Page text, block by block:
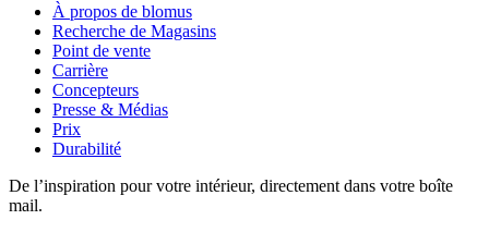
À propos de blomus
Recherche de Magasins
Point de vente
Carrière
Concepteurs
Presse & Médias
Prix
Durabilité
De l’inspiration pour votre intérieur, directement dans votre boîte
mail.